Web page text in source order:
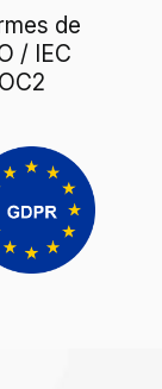
de
/ IEC